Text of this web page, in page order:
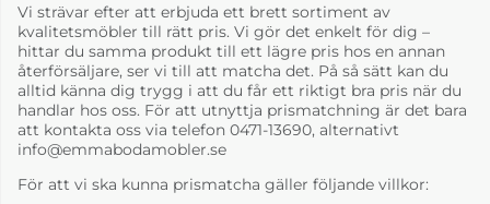
Bellevie Deep Blue
6-8 Veckor
Bellevie Frosted
Lemon
6-8 Veckor
Vi strävar efter att erbjuda ett brett sortiment av
kvalitetsmöbler till rätt pris. Vi gör det enkelt för dig –
hittar du samma produkt till ett lägre pris hos en annan
återförsäljare, ser vi till att matcha det. På så sätt kan du
alltid känna dig trygg i att du får ett riktigt bra pris när du
handlar hos oss. För att utnyttja prismatchning är det bara
att kontakta oss via telefon 0471-13690, alternativt
info@emmabodamobler.se
För att vi ska kunna prismatcha gäller följande villkor: